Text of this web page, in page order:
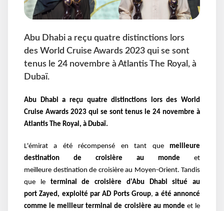
Abu Dhabi a reçu quatre distinctions lors
des World Cruise Awards 2023 qui se sont
tenus le 24 novembre à Atlantis The Royal, à
Dubaï.
Abu Dhabi a reçu quatre distinctions lors des World
Cruise Awards 2023 qui se sont tenus le 24 novembre à
Atlantis The Royal, à Dubaï.
L'émirat a été récompensé en tant quemeilleure
destination de croisière au monde et
meilleure destination de croisière au Moyen-Orient. Tandis
que leterminal de croisière d'Abu Dhabi situé au
port Zayed, exploité par AD Ports Group, a été annoncé
comme le meilleur terminal de croisière au monde et le